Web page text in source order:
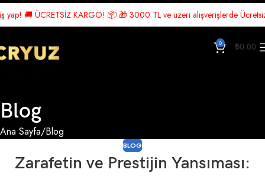
KARGO! 📦 🎁 3000 TL ve üzeri alışverişlerde Ücretsiz
0 ₺0.00
Blog
Ana Sayfa Blog
BLOG
Zarafetin ve Prestijin Yansıması: